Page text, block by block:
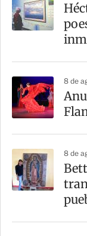
8 de
8 de